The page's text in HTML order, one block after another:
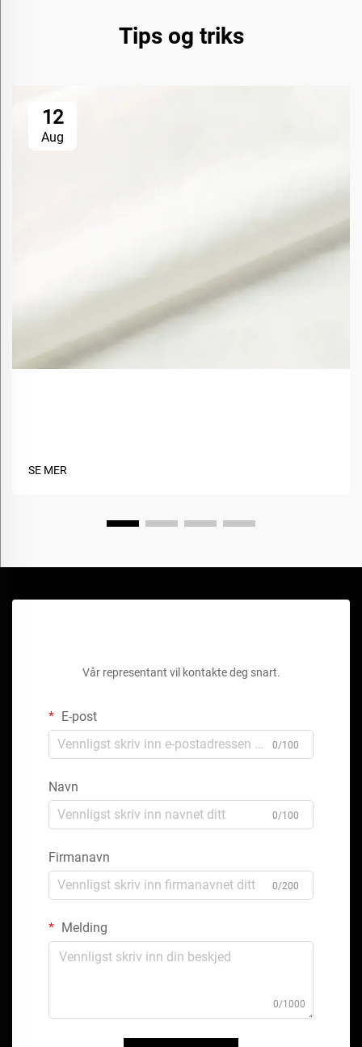
Tips og triks
12
Aug
SE MER
Vår representant vil kontakte deg snart.
E-post
0/100
Navn
0/100
Firmanavn
0/200
Melding
0/1000